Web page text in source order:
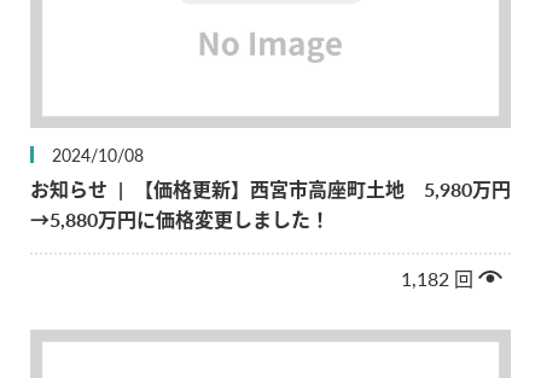
2024/10/08
お知らせ |
【価格更新】西宮市高座町土地 5,980万円
→5,880万円に価格変更しました！
1,182 回